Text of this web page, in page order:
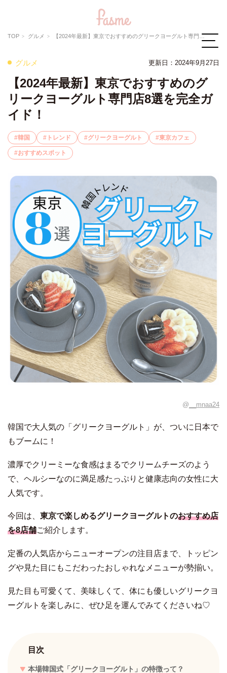
TOP グルメ 【2024年最新】東京でおすすめのグリークヨーグルト専門店8選を完全ガイド！
グルメ 更新日： 2024年9月27日
【2024年最新】東京でおすすめのグ
リークヨーグルト専門店8選を完全ガ
イド！
韓国 トレンド グリークヨーグルト 東京カフェ
おすすめスポット
@ __mnaa24
韓国で大人気の「グリークヨーグルト」が、ついに日本で
もブームに！
濃厚でクリーミーな食感はまるでクリームチーズのよう
で、ヘルシーなのに満足感たっぷりと健康志向の女性に大
人気です。
今回は、 東京で楽しめるグリークヨーグルトのおすすめ店
を8店舗ご紹介します。
定番の人気店からニューオープンの注目店まで、トッピン
グや見た目にもこだわったおしゃれなメニューが勢揃い。
見た目も可愛くて、美味しくて、体にも優しいグリークヨ
ーグルトを楽しみに、ぜひ足を運んでみてくださいね♡
目次
本場韓国式「グリークヨーグルト」の特徴って？